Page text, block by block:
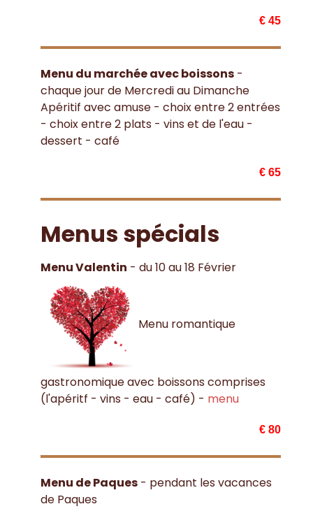
€ 45
Menu du marchée avec boissons -
chaque jour de Mercredi au Dimanche
Apéritif avec amuse - choix entre 2 entrées
- choix entre 2 plats - vins et de l'eau -
dessert - café
€ 65
Menus spécials
Menu Valentin - du 10 au 18 Février
Menu romantique
gastronomique avec boissons comprises
(l'apéritf - vins - eau - café) - menu
€ 80
Menu de Paques - pendant les vacances
de Paques